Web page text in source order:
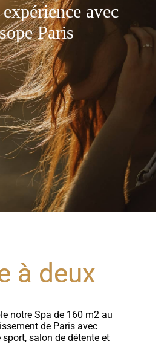
avec
Paris
à deux
notre Spa de 160 m2 au
de Paris avec
salon de détente et